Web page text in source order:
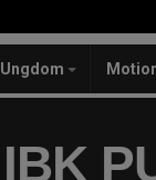
Ungdom
IBK